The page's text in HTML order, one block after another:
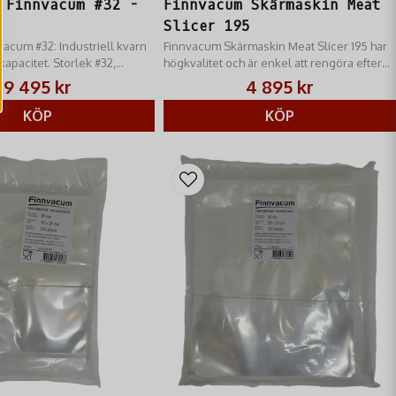
Finnvacum #32 -
#32: Industriell kvarn
Storlek #32,
rostfritt stål. För storskaligt
9 495 kr
KÖP
Finnvacum Skärmaskin Meat
Slicer 195
Finnvacum Skärmaskin Meat Slicer 195 har
högkvalitet och är enkel att rengöra efter
var gång man använt den och är den
perfekta lösningen4 895 kr
KÖP